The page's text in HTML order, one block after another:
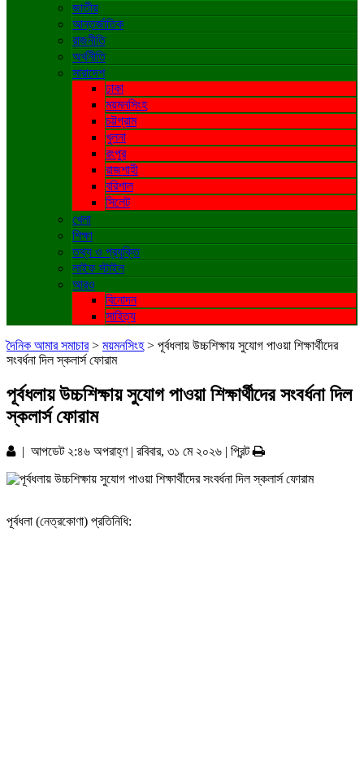
জাতীয়
আন্তর্জাতিক
রাজনীতি
অর্থনীতি
সারাদেশ
ঢাকা
ময়মনসিংহ
চট্টগ্রাম
খুলনা
রংপুর
রাজশাহী
বরিশাল
সিলেট
খেলা
শিক্ষা
তথ্য ও প্রযুক্তি
লাইফ স্টাইল
আরও
বিনোদন
সাহিত্য
দৈনিক আমার সমাচার> ময়মনসিংহ> পূর্বধলায় উচ্চশিক্ষায় সুযোগ পাওয়া শিক্ষার্থীদের
সংবর্ধনা দিল স্কলার্স ফোরাম
পূর্বধলায় উচ্চশিক্ষায় সুযোগ পাওয়া শিক্ষার্থীদের সংবর্ধনা দিল
স্কলার্স ফোরাম
| আপডেট ২:৪৬ অপরাহ্ণ | রবিবার, ৩১ মে ২০২৬ | প্রিন্ট
পূর্বধলা (নেত্রকোণা) প্রতিনিধি: